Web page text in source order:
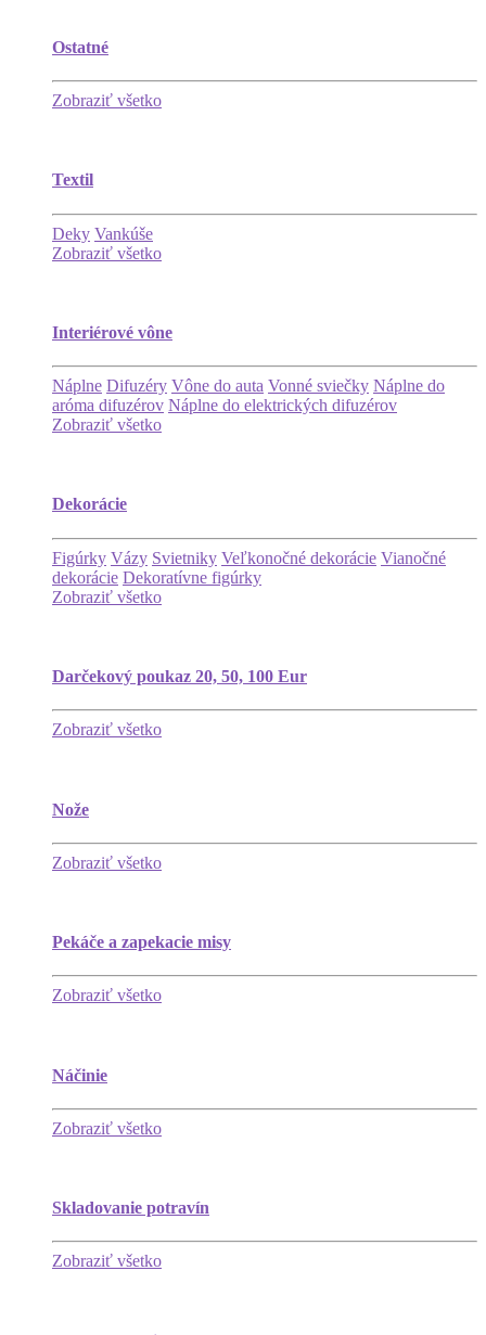
Ostatné
Zobraziť všetko
Textil
Deky Vankúše
Zobraziť všetko
Interiérové vône
Náplne Difuzéry Vône do auta Vonné sviečky Náplne do
aróma difuzérov Náplne do elektrických difuzérov
Zobraziť všetko
Dekorácie
Figúrky Vázy Svietniky Veľkonočné dekorácie Vianočné
dekorácie Dekoratívne figúrky
Zobraziť všetko
Darčekový poukaz 20, 50, 100 Eur
Zobraziť všetko
Nože
Zobraziť všetko
Pekáče a zapekacie misy
Zobraziť všetko
Náčinie
Zobraziť všetko
Skladovanie potravín
Zobraziť všetko